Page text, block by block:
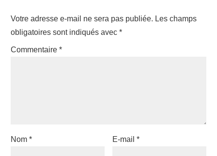
Votre adresse e-mail ne sera pas publiée. Les champs
obligatoires sont indiqués avec*
Commentaire*
Nom* E-mail*